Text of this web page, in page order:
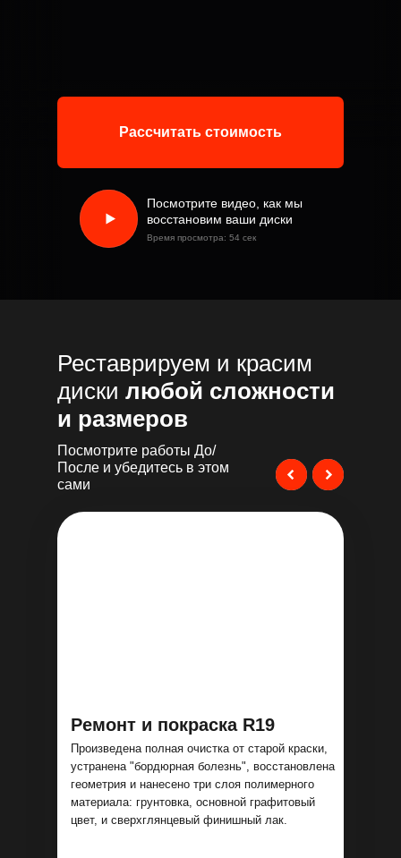
Рассчитать стоимость
Посмотрите видео, как мы
восстановим ваши диски
Время просмотра: 54 сек
Реставрируем и красим
диски любой сложности
и размеров
Посмотрите работы До/
После и убедитесь в этом
сами
Ремонт и покраска R19
Произведена полная очистка от старой краски,
устранена "бордюрная болезнь", восстановлена
геометрия и нанесено три слоя полимерного
материала: грунтовка, основной графитовый
цвет, и сверхглянцевый финишный лак.